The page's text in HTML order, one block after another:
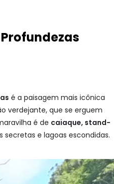
é a paisagem mais icônica
verdejante, que se erguem
é de caiaque, stand-
secretas e lagoas escondidas.